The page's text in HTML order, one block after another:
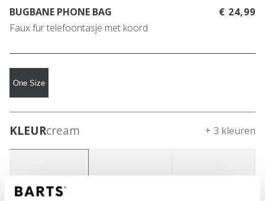
BUGBANE PHONE BAG
Faux fur telefoontasje met koord
€ 24,99
One Size
KLEURcream + 3 kleuren